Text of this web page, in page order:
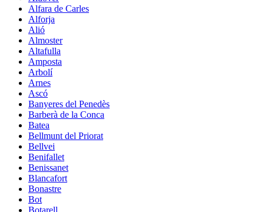
Alfara de Carles
Alforja
Alió
Almoster
Altafulla
Amposta
Arbolí
Arnes
Ascó
Banyeres del Penedès
Barberà de la Conca
Batea
Bellmunt del Priorat
Bellvei
Benifallet
Benissanet
Blancafort
Bonastre
Bot
Botarell